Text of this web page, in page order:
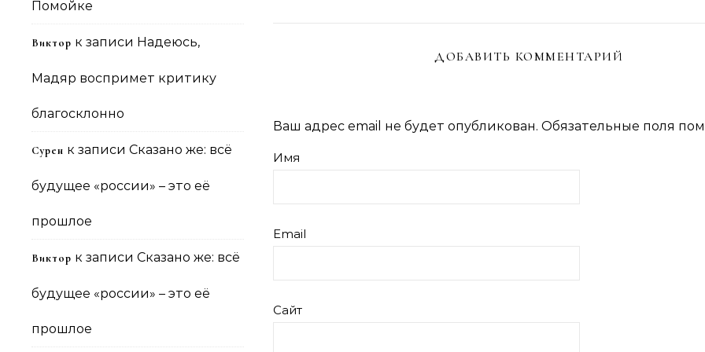
Помойке
Виктор к записи Надеюсь,
Мадяр воспримет критику
благосклонно
Сурен к записи Сказано же: всё
будущее «россии» – это её
прошлое
Виктор к записи Сказано же: всё
будущее «россии» – это её
прошлое
ДОБАВИТЬ КОММЕНТАРИЙ
Ваш адрес email не будет опубликован. Обязательные поля
Имя
Email
Сайт